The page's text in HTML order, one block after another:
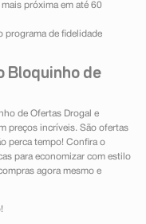
próxima em até 60
programa de fidelidade
Bloquinho de
de Ofertas Drogal e
preços incríveis. São ofertas
perca tempo! Confira o
para economizar com estilo
agora mesmo e